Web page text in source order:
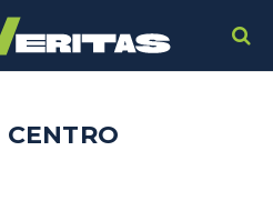
CENTRO